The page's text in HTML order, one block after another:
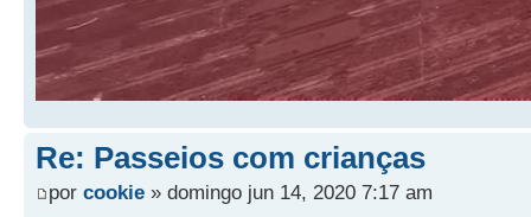
Re: Passeios com crianças
por cookie » domingo jun 14, 2020 7:17 am